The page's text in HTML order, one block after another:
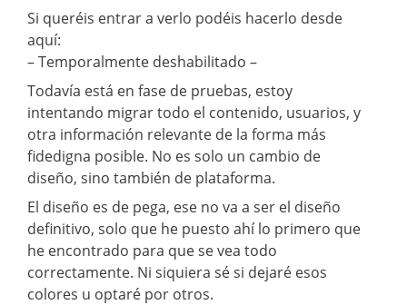
Si queréis entrar a verlo podéis hacerlo desde
aquí:
– Temporalmente deshabilitado –
Todavía está en fase de pruebas, estoy
intentando migrar todo el contenido, usuarios, y
otra información relevante de la forma más
fidedigna posible. No es solo un cambio de
diseño, sino también de plataforma.
El diseño es de pega, ese no va a ser el diseño
definitivo, solo que he puesto ahí lo primero que
he encontrado para que se vea todo
correctamente. Ni siquiera sé si dejaré esos
colores u optaré por otros.